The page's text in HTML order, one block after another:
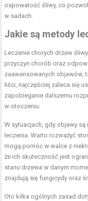
ospowatość śliwy, co
w sadach.
Jakie są metody
Leczenie chorych drzew
przyczyn chorób oraz
zaawansowanych objawów,
liści, najczęściej zaleca się
zapobieganie dalszemu
w otoczeniu.
W sytuacjach, gdy objawy
leczenia. Warto rozważyć
mogą pomóc w walce z
że ich skuteczność jest
stanu drzewa w danym
znajdują się fungicydy oraz
Oto kilka ogólnych zasad